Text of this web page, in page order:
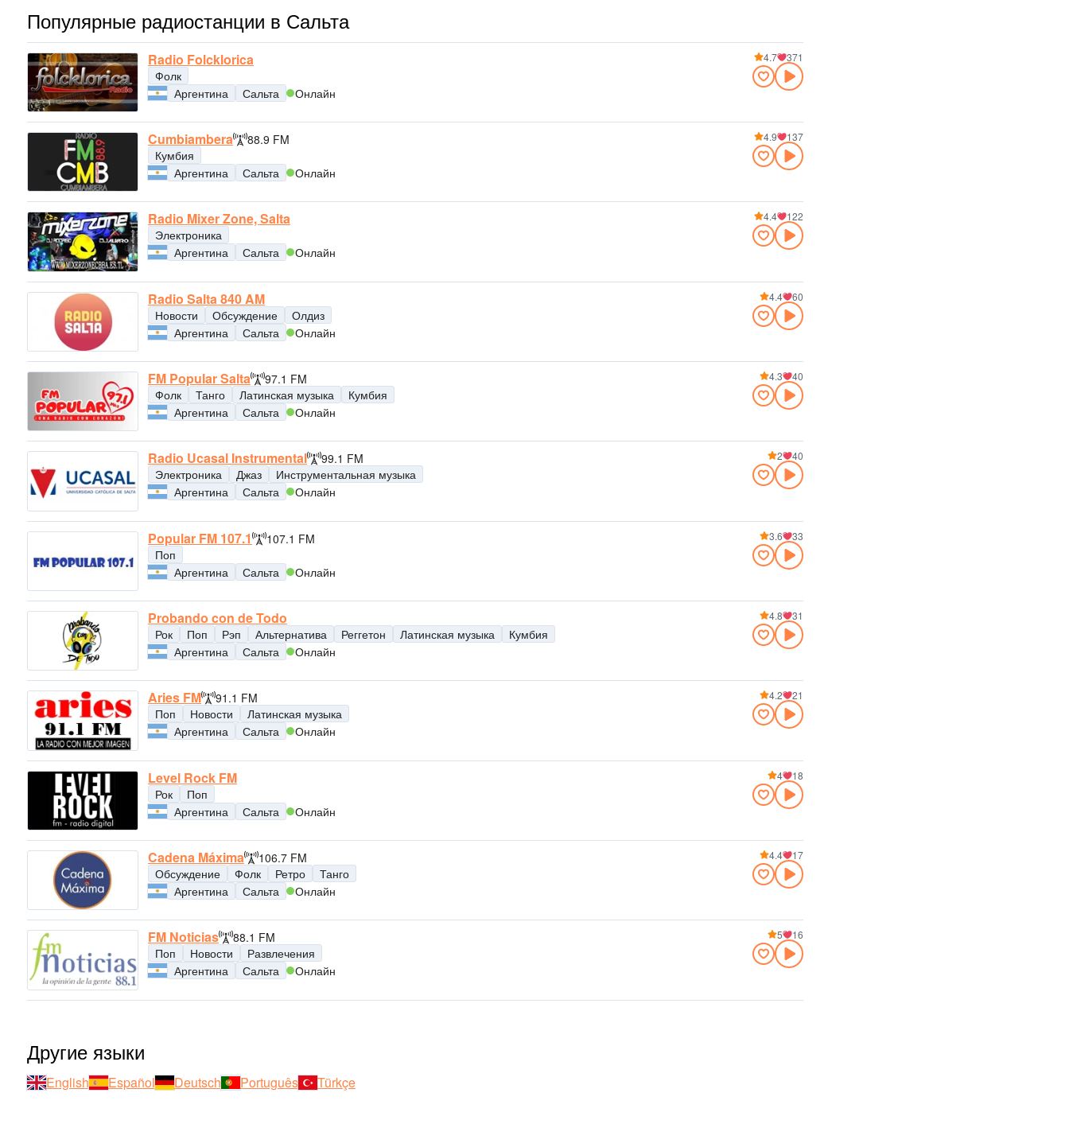
Популярные радиостанции в Сальта
Radio Folcklorica
Фолк
Аргентина
Сальта Онлайн
4.7 371
Cumbiambera
88.9 FM
Кумбия
Аргентина
Сальта Онлайн
4.9 137
Radio Mixer Zone, Salta
Электроника
Аргентина
Сальта Онлайн
4.4 122
Radio Salta 840 AM
Новости Обсуждение
Олдиз
Аргентина
Сальта Онлайн
4.4 60
FM Popular Salta
97.1 FM
Фолк
Танго Латинская музыка
Кумбия
Аргентина
Сальта Онлайн
4.3 40
Radio Ucasal Instrumental
99.1 FM
Электроника
Джаз
Инструментальная музыка
Аргентина
Сальта Онлайн
2 40
Popular FM 107.1
107.1 FM
Поп
Аргентина
Сальта Онлайн
3.6 33
Probando con de Todo
Рок Поп Рэп Альтернатива Реггетон Латинская музыка
Кумбия
Аргентина
Сальта Онлайн
4.8 31
Aries FM
91.1 FM
Поп
Новости
Латинская музыка
Аргентина
Сальта Онлайн
4.2 21
Level Rock FM
Рок
Поп
Аргентина
Сальта Онлайн
4 18
Cadena Máxima
106.7 FM
Обсуждение
Фолк Ретро
Танго
Аргентина
Сальта Онлайн
4.4 17
FM Noticias
88.1 FM
Поп
Новости
Развлечения
Аргентина
Сальта Онлайн
5 16
Другие языки
English Español Deutsch Português Türkçe